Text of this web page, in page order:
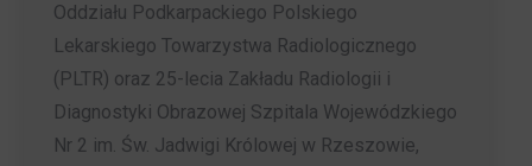
Oddziału Podkarpackiego Polskiego
Lekarskiego Towarzystwa Radiologicznego
(PLTR) oraz 25-lecia Zakładu Radiologii i
Diagnostyki Obrazowej Szpitala Wojewódzkiego
Nr 2 im. Św. Jadwigi Królowej w Rzeszowie,